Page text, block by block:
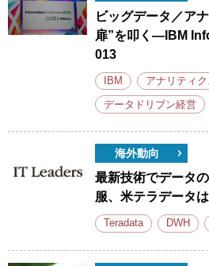
ビッグデータ／ア
扉”を叩く―IBM
013
IBM アナリティク
データドリブン経営
海外動向
最新技術でデータ
服、米テラデータ
Teradata DWH